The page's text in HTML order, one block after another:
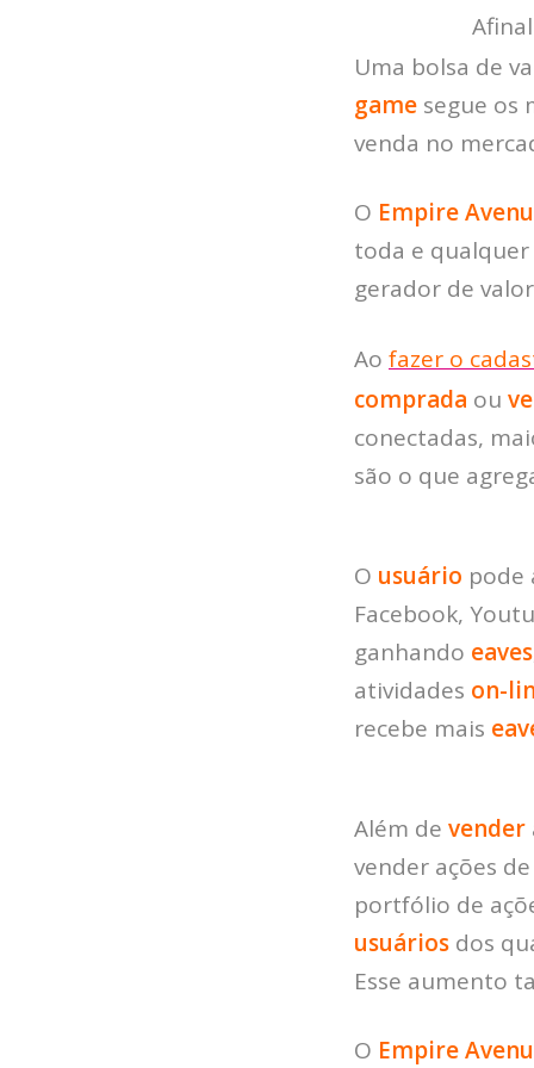
Uma bolsa de
game segue os
venda no
O Empire
toda e
gerador de
Ao fazer o
comprada ou
conectadas,
são o que
O usuário pode
Facebook,
ganhando eaves
atividades on-
recebe mais
Além de vender
vender ações
portfólio de
usuários dos
Esse aumento
O Empire